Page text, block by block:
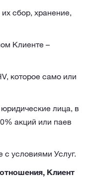
сбор, хранение,
Клиенте –
которое само или
лица, в
акций или паев
условиями Услуг.
Клиент